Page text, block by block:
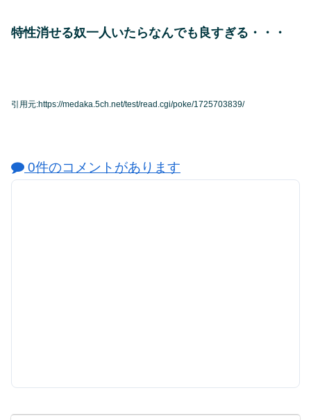
特性消せる奴一人いたらなんでも良すぎる・・・
引用元:https://medaka.5ch.net/test/read.cgi/poke/1725703839/
0件のコメントがあります